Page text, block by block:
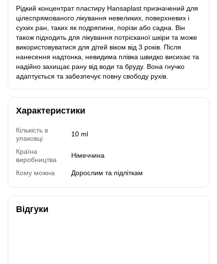
Рідкий концентрат пластиру Hansaplast призначений для
цілеспрямованого лікування невеликих, поверхневих і
сухих ран, таких як подряпини, порізи або садна. Він
також підходить для лікування потрісканої шкіри та може
використовуватися для дітей віком від 3 років. Після
нанесення надтонка, невидима плівка швидко висихає та
надійно захищає рану від води та бруду. Вона гнучко
адаптується та забезпечує повну свободу рухів.
Характеристики
Кількість в
упаковці
10 ml
Країна
виробництва
Німеччина
Кому можна Дорослим та підліткам
Відгуки